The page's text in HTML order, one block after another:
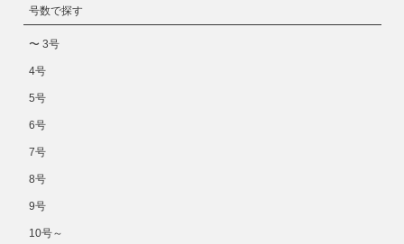
号数で探す
〜 3号
4号
5号
6号
7号
8号
9号
10号～